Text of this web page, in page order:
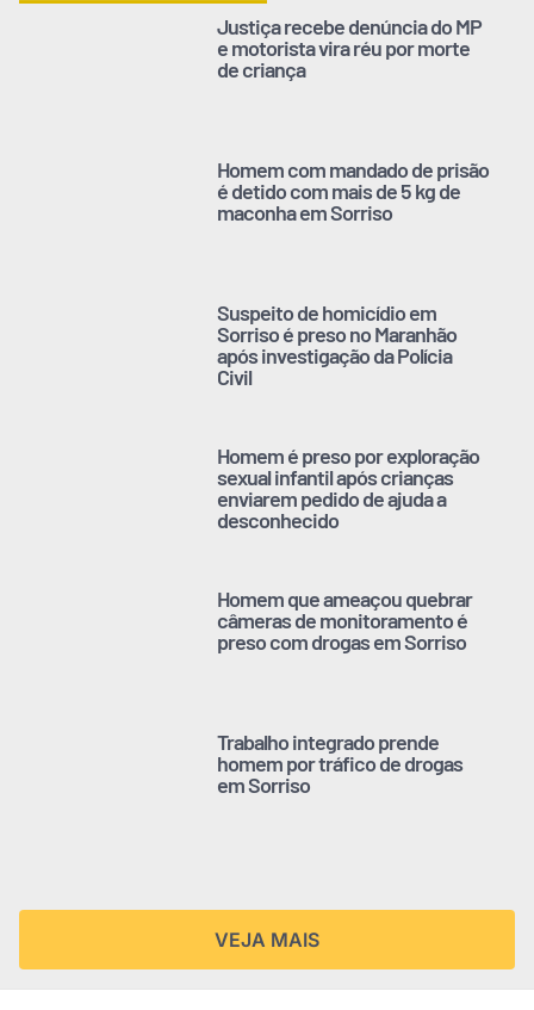
Justiça recebe denúncia do MP
e motorista vira réu por morte
de criança
Homem com mandado de prisão
é detido com mais de 5 kg de
maconha em Sorriso
Suspeito de homicídio em
Sorriso é preso no Maranhão
após investigação da Polícia
Civil
Homem é preso por exploração
sexual infantil após crianças
enviarem pedido de ajuda a
desconhecido
Homem que ameaçou quebrar
câmeras de monitoramento é
preso com drogas em Sorriso
Trabalho integrado prende
homem por tráfico de drogas
em Sorriso
VEJA MAIS